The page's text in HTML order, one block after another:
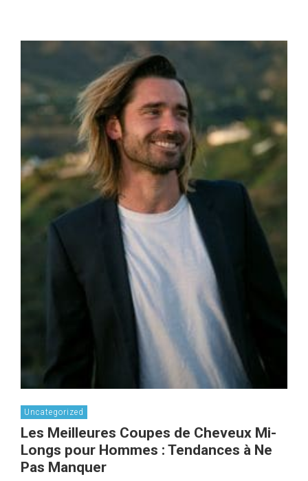
Uncategorized
Les Meilleures Coupes de Cheveux Mi-
Longs pour Hommes : Tendances à Ne
Pas Manquer